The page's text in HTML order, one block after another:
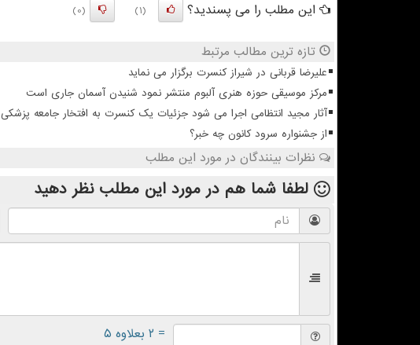
این مطلب را می پسندید؟
(1)
(0)
تازه ترین مطالب مرتبط
علیرضا قربانی در شیراز کنسرت برگزار می نماید
مرکز موسیقی حوزه هنری آلبوم منتشر نمود شنیدن آسمان جاری است
آثار مجید انتظامی اجرا می شود جزئیات یک کنسرت به افتخار جامعه پزشکی
از جشنواره سرود کانون چه خبر؟
نظرات بینندگان در مورد این مطلب
لطفا شما هم در مورد این مطلب نظر دهید
= ۲ بعلاوه ۵